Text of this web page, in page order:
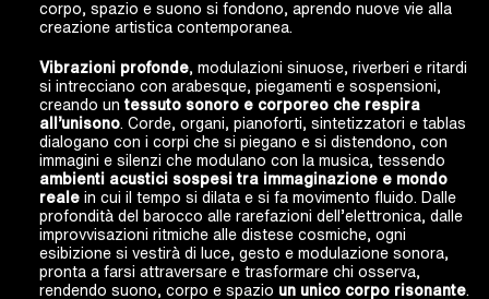
corpo, spazio e suono si fondono, aprendo nuove vie alla
creazione artistica contemporanea.
Vibrazioni profonde, modulazioni sinuose, riverberi e ritardi
si intrecciano con arabesque, piegamenti e sospensioni,
creando un tessuto sonoro e corporeo che respira
all’unisono. Corde, organi, pianoforti, sintetizzatori e tablas
dialogano con i corpi che si piegano e si distendono, con
immagini e silenzi che modulano con la musica, tessendo
ambienti acustici sospesi tra immaginazione e mondo
reale in cui il tempo si dilata e si fa movimento fluido. Dalle
profondità del barocco alle rarefazioni dell’elettronica, dalle
improvvisazioni ritmiche alle distese cosmiche, ogni
esibizione si vestirà di luce, gesto e modulazione sonora,
pronta a farsi attraversare e trasformare chi osserva,
rendendo suono, corpo e spazio un unico corpo risonante.